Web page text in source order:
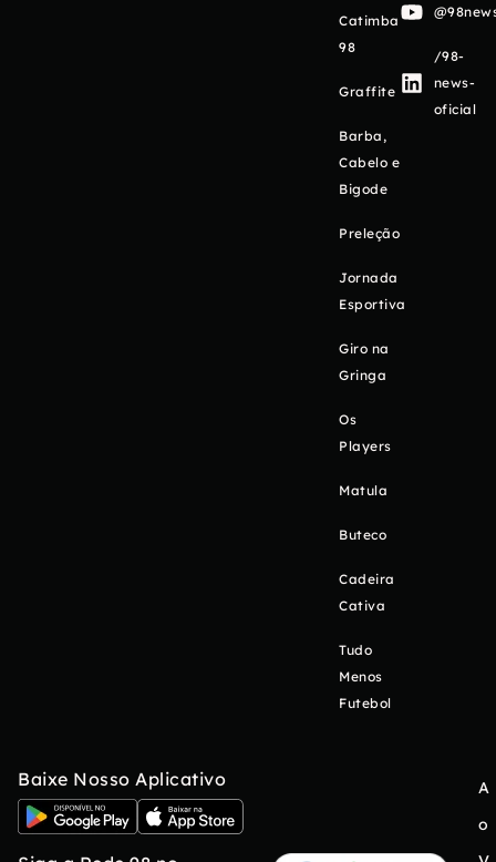
Catimba
98
Graffite
Barba,
Cabelo e
Bigode
Preleção
Jornada
Esportiva
Giro na
Gringa
Os
Players
Matula
Buteco
Cadeira
Cativa
Tudo
Menos
Futebol
/98-
news-
oficial
Baixe Nosso Aplicativo
A
o